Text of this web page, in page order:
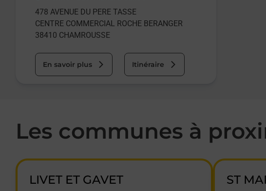
478 AVENUE DU PERE TASSE
CENTRE COMMERCIAL ROCHE BERANGER
38410 CHAMROUSSE
En savoir plus Itinéraire
Les communes à
LIVET ET GAVET ST